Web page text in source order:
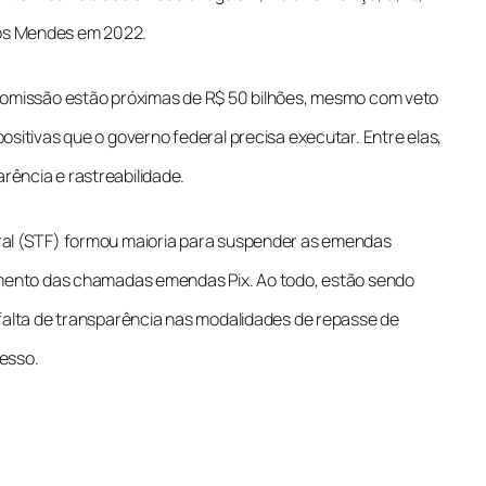
Mendes em 2022.
estão próximas de R$ 50 bilhões, mesmo com veto
que o governo federal precisa executar. Entre elas,
e rastreabilidade.
(STF) formou maioria para suspender as emendas
das chamadas emendas Pix. Ao todo, estão sendo
de transparência nas modalidades de repasse de